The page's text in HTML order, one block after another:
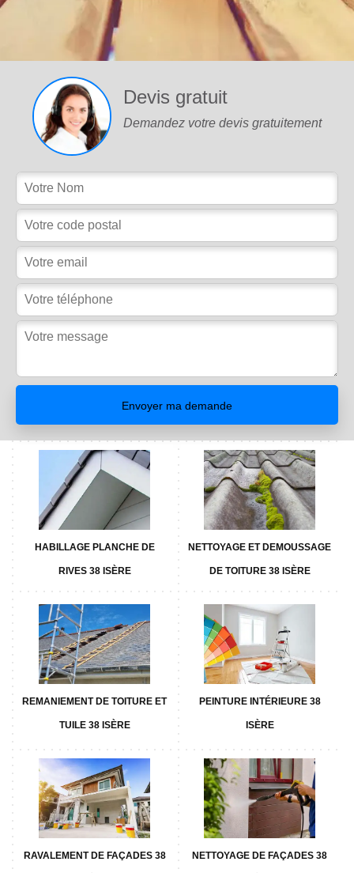
Devis gratuit
Demandez votre devis gratuitement
HABILLAGE PLANCHE DE
RIVES 38 ISÈRE
NETTOYAGE ET DEMOUSSAGE
DE TOITURE 38 ISÈRE
REMANIEMENT DE TOITURE ET
TUILE 38 ISÈRE
PEINTURE INTÉRIEURE 38
ISÈRE
RAVALEMENT DE FAÇADES 38 NETTOYAGE DE FAÇADES 38